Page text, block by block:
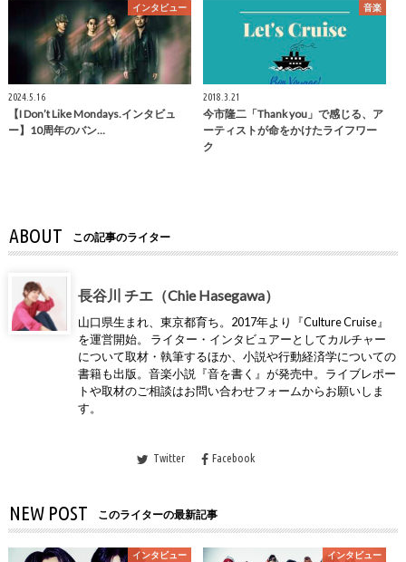
インタビュー
2024.5.16
【I Don’t Like Mondays.インタビュ
ー】10周年のバン…
音楽
2018.3.21
今市隆二「Thank you」で感じる、ア
ーティストが命をかけたライフワー
ク
ABOUT この記事のライター
長谷川 チエ（Chie Hasegawa）
山口県生まれ、東京都育ち。2017年より『Culture Cruise』
を運営開始。 ライター・インタビュアーとしてカルチャー
について取材・執筆するほか、小説や行動経済学についての
書籍も出版。音楽小説『音を書く』が発売中。ライブレポー
トや取材のご相談はお問い合わせフォームからお願いしま
す。
Twitter Facebook
NEW POST このライターの最新記事
インタビュー インタビュー